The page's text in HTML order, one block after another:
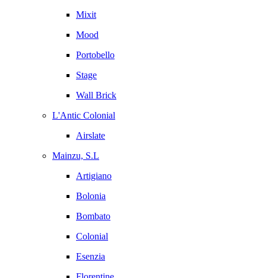
Mixit
Mood
Portobello
Stage
Wall Brick
L'Antic Colonial
Airslate
Mainzu, S.L
Artigiano
Bolonia
Bombato
Colonial
Esenzia